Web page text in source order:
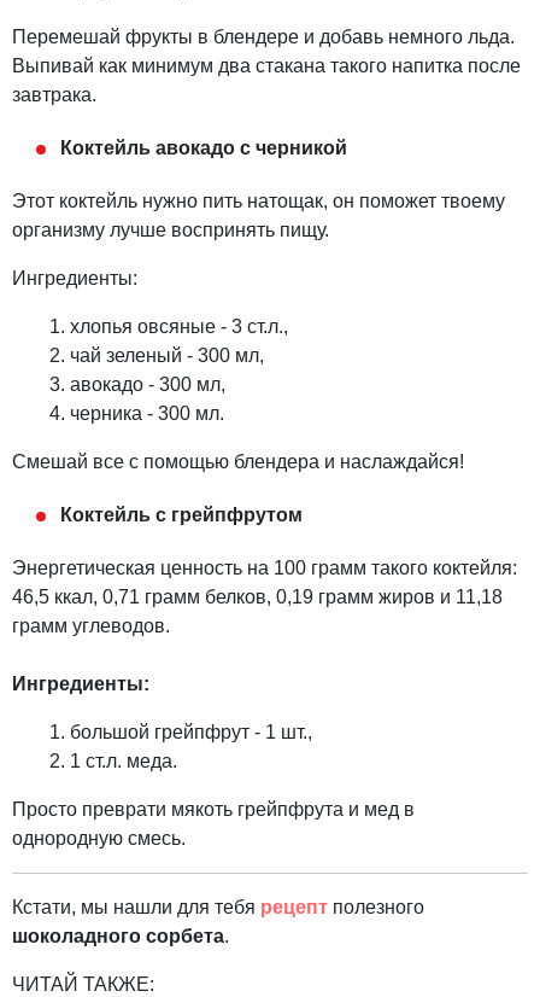
Перемешай фрукты в блендере и добавь немного льда.
Выпивай как минимум два стакана такого напитка после
завтрака.
Коктейль авокадо с черникой
Этот коктейль нужно пить натощак, он поможет твоему
организму лучше воспринять пищу.
Ингредиенты:
хлопья овсяные - 3 ст.л.,
чай зеленый - 300 мл,
авокадо - 300 мл,
черника - 300 мл.
Смешай все с помощью блендера и наслаждайся!
Коктейль с грейпфрутом
Энергетическая ценность на 100 грамм такого коктейля:
46,5 ккал, 0,71 грамм белков, 0,19 грамм жиров и 11,18
грамм углеводов.
Ингредиенты:
большой грейпфрут - 1 шт.,
1 ст.л. меда.
Просто преврати мякоть грейпфрута и мед в
однородную смесь.
Кстати, мы нашли для тебя рецепт полезного
шоколадного сорбета.
ЧИТАЙ ТАКЖЕ: